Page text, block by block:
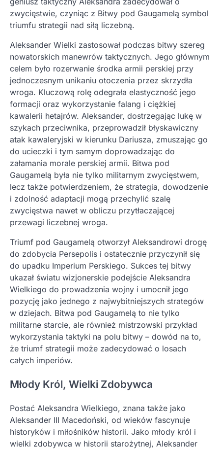
zwycięstwie, czyniąc z Bitwy pod Gaugamelą symbol
triumfu strategii nad siłą liczebną.
Aleksander Wielki zastosował podczas bitwy szereg
nowatorskich manewrów taktycznych. Jego głównym
celem było rozerwanie środka armii perskiej przy
jednoczesnym unikaniu otoczenia przez skrzydła
wroga. Kluczową rolę odegrała elastyczność jego
formacji oraz wykorzystanie falang i ciężkiej
kawalerii hetajrów. Aleksander, dostrzegając lukę w
szykach przeciwnika, przeprowadził błyskawiczny
atak kawaleryjski w kierunku Dariusza, zmuszając go
do ucieczki i tym samym doprowadzając do
załamania morale perskiej armii. Bitwa pod
Gaugamelą była nie tylko militarnym zwycięstwem,
lecz także potwierdzeniem, że strategia, dowodzenie
i zdolność adaptacji mogą przechylić szalę
zwycięstwa nawet w obliczu przytłaczającej
przewagi liczebnej wroga.
Triumf pod Gaugamelą otworzył Aleksandrowi drogę
do zdobycia Persepolis i ostatecznie przyczynił się
do upadku Imperium Perskiego. Sukces tej bitwy
ukazał światu wizjonerskie podejście Aleksandra
Wielkiego do prowadzenia wojny i umocnił jego
pozycję jako jednego z najwybitniejszych strategów
w dziejach. Bitwa pod Gaugamelą to nie tylko
militarne starcie, ale również mistrzowski przykład
wykorzystania taktyki na polu bitwy – dowód na to,
że triumf strategii może zadecydować o losach
całych imperiów.
Młody Król, Wielki Zdobywca
Postać Aleksandra Wielkiego, znana także jako
Aleksander III Macedoński, od wieków fascynuje
historyków i miłośników historii. Jako młody król i
wielki zdobywca w historii starożytnej, Aleksander